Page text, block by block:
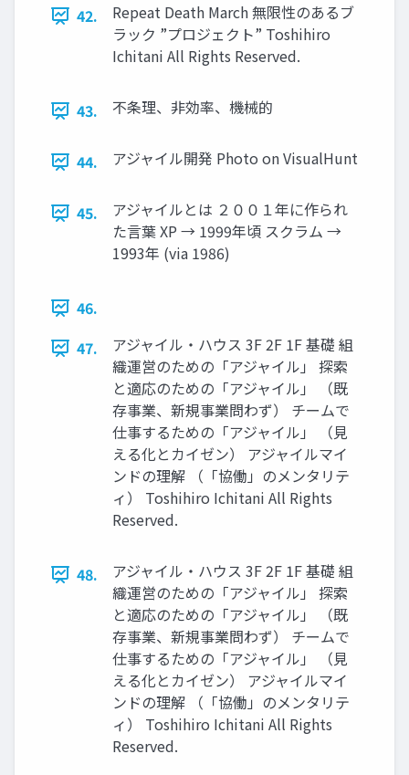
42.
Repeat Death March 無限性のあるブ
ラック ”プロジェクト” Toshihiro
Ichitani All Rights Reserved.
43. 不条理、⾮効率、機械的
44. アジャイル開発 Photo on VisualHunt
45.
アジャイルとは ２００１年に作られ
た⾔葉 XP → 1999年頃 スクラム →
1993年 (via 1986)
46.
47.
アジャイル・ハウス 3F 2F 1F 基礎 組
織運営のための「アジャイル」 探索
と適応のための「アジャイル」 （既
存事業、新規事業問わず） チームで
仕事するための「アジャイル」 （⾒
える化とカイゼン） アジャイルマイ
ンドの理解 （「協働」のメンタリテ
ィ） Toshihiro Ichitani All Rights
Reserved.
48.
アジャイル・ハウス 3F 2F 1F 基礎 組
織運営のための「アジャイル」 探索
と適応のための「アジャイル」 （既
存事業、新規事業問わず） チームで
仕事するための「アジャイル」 （⾒
える化とカイゼン） アジャイルマイ
ンドの理解 （「協働」のメンタリテ
ィ） Toshihiro Ichitani All Rights
Reserved.